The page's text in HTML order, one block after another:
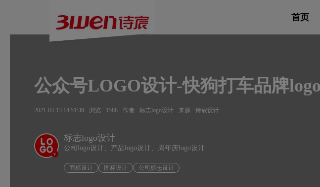
首页
公众号LOGO设计-快狗打车品牌
2021-03-13 14:51:39 浏览 1588 作者 标志logo设计 来源 诗宸设计
v
标志logo设计
公司logo设计、产品logo设计、周年庆logo设计
商标设计 图标设计 公司标志设计